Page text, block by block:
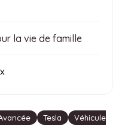
la vie de famille
Tesla
Véhicule